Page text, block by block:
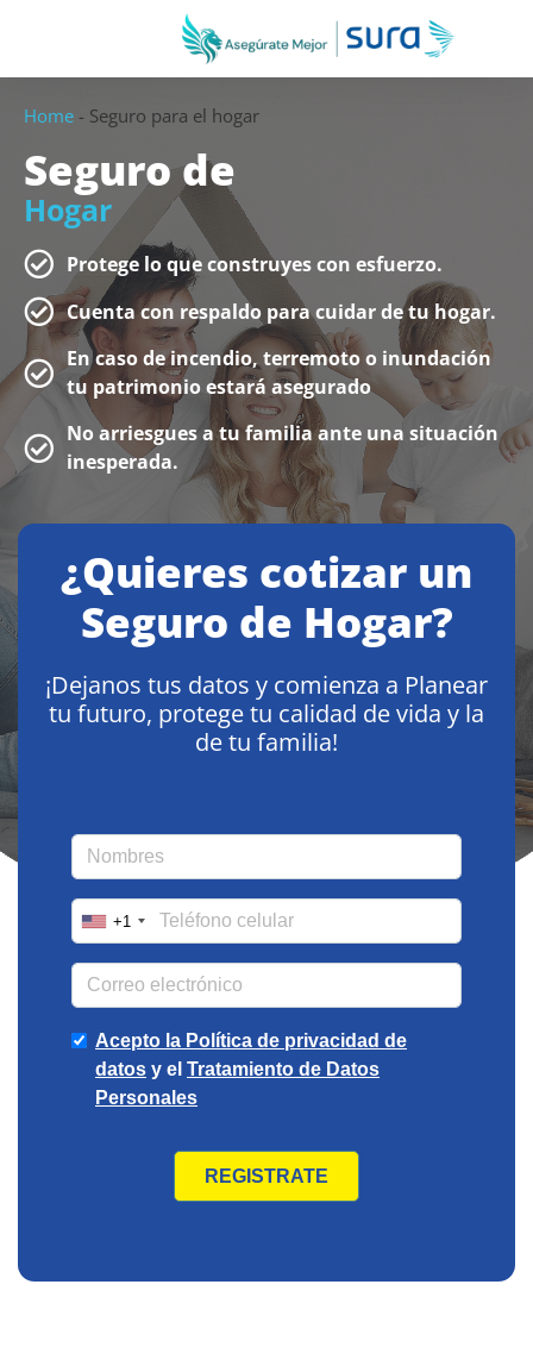
Home - Seguro para el hogar
Seguro de
Hogar
Protege lo que construyes con esfuerzo.
Cuenta con respaldo para cuidar de tu hogar.
En caso de incendio, terremoto o inundación
tu patrimonio estará asegurado
No arriesgues a tu familia ante una situación
inesperada.
¿Quieres cotizar un
Seguro de Hogar?
¡Dejanos tus datos y comienza a Planear
tu futuro, protege tu calidad de vida y la
de tu familia!